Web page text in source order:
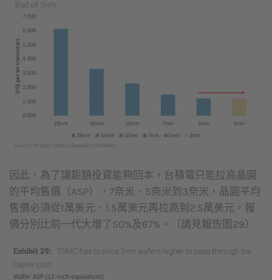
因此，為了讓鉅額投資能夠回本，台積電只能拉高晶圓
的平均售價（ASP），7奈米、5奈米到3奈米，晶圓平均
售價必須從1萬美元、1.5萬美元再拉高到2.5萬美元，報
價分別比前一代大增了50%及67%。（請見報告圖29）